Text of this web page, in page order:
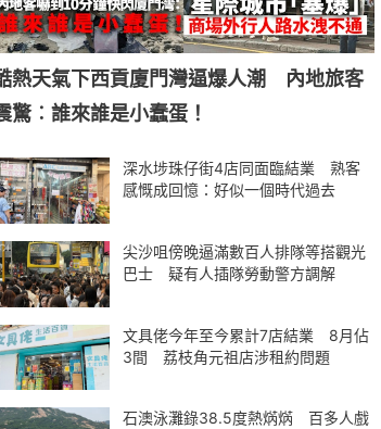
熱天氣下西貢廈門灣逼爆人潮 內地旅客
驚︰誰來誰是小蠢蛋！
深水埗珠仔街4店同面臨結業 熟客
感慨成回憶：好似一個時代過去
尖沙咀傍晚逼滿數百人排隊等搭觀光
巴士 疑有人插隊勞動警方調解
文具佬今年至今累計7店結業 8月佔
3間 荔枝角元祖店涉租約問題
石澳泳灘錄38.5度熱焫焫 百多人戲